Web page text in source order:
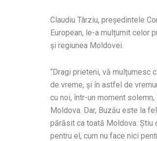
Claudiu Târziu, președintele
European, le-a mulțumit celor
și regiunea Moldovei.
“Dragi prieteni, vă
de vreme, și în astfel de
cu noi, într-un moment
Moldova. Dar, Buzău este la
părăsit ca toată Moldova. Știu
pentru el, cum nu face nici